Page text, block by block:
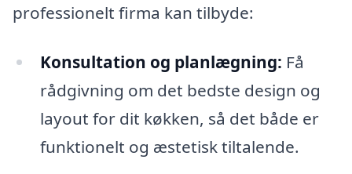
professionelt firma kan tilbyde:
Konsultation og planlægning: Få
rådgivning om det bedste design og
layout for dit køkken, så det både er
funktionelt og æstetisk tiltalende.